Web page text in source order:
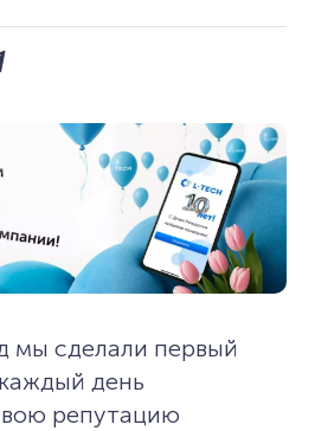
мы сделали первый
день
репутацию